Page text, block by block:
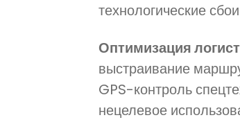
технологические
Оптимизация
выстраивание
GPS-контроль
нецелевое